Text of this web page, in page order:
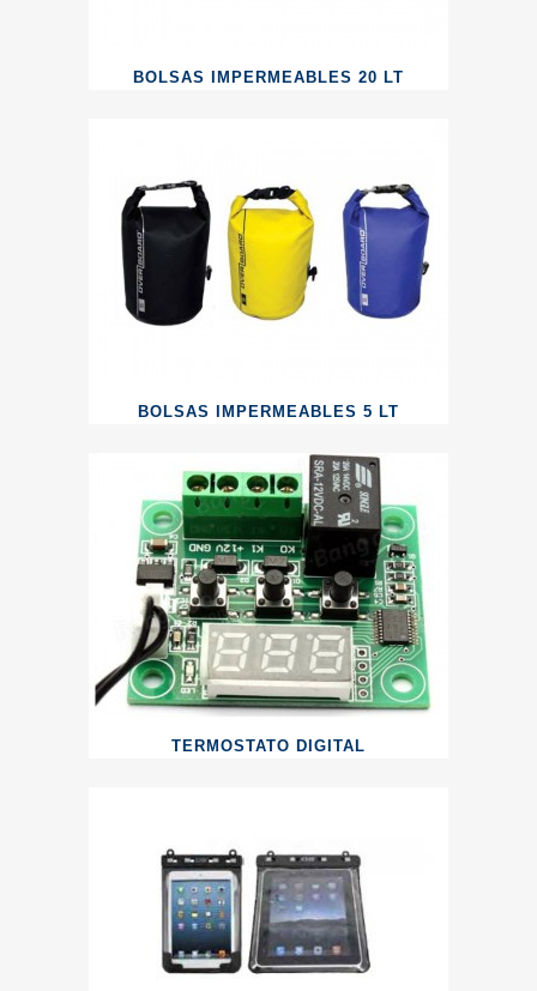
BOLSAS IMPERMEABLES 20 LT
BOLSAS IMPERMEABLES 5 LT
TERMOSTATO DIGITAL